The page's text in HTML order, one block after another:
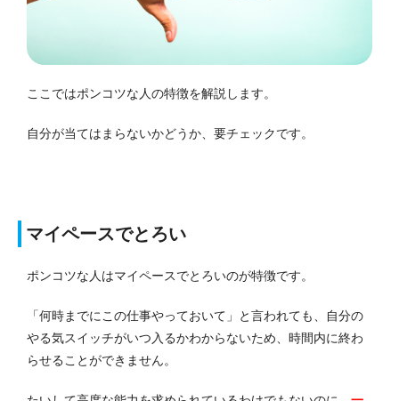
ここではポンコツな人の特徴を解説します。
自分が当てはまらないかどうか、要チェックです。
マイペースでとろい
ポンコツな人はマイペースでとろいのが特徴です。
「何時までにこの仕事やっておいて」と言われても、自分の
やる気スイッチがいつ入るかわからないため、時間内に終わ
らせることができません。